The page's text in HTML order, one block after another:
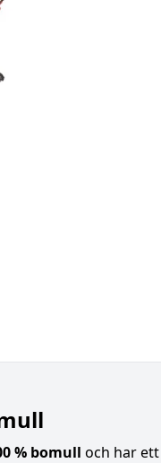
% bomull och har ett